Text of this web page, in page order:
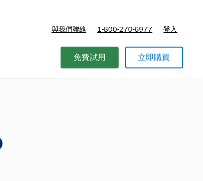
與我們聯絡 1-800-270-6977 登入
免費試用 立即購買